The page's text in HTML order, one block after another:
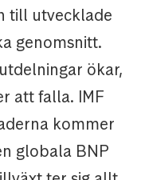
till utvecklade
genomsnitt.
ökar,
att falla. IMF
kommer
globala BNP